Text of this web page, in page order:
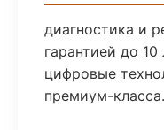
диагностика и
гарантией до
цифровые
премиум-класса.